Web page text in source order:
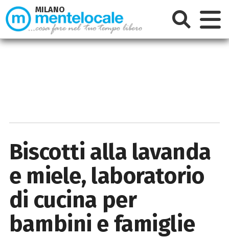
Biscotti alla lavanda
e miele, laboratorio
di cucina per
bambini e famiglie
MILANO